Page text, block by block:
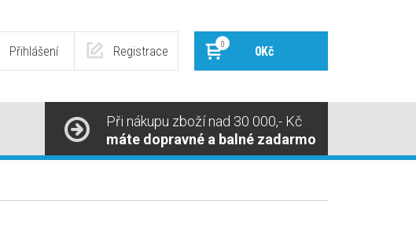
Přihlášení Registrace 0 0Kč
Při nákupu zboží nad 30 000,- Kč
máte dopravné a balné zadarmo